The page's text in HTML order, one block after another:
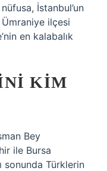
İstanbul’un
ilçesi
en kalabalık
KIM
Bey
ile Bursa
sonunda Türklerin